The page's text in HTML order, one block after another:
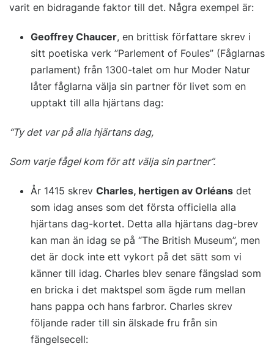
varit en bidragande faktor till det. Några exempel är:
Geoffrey Chaucer, en brittisk författare skrev i
sitt poetiska verk ”Parlement of Foules” (Fåglarnas
parlament) från 1300-talet om hur Moder Natur
låter fåglarna välja sin partner för livet som en
upptakt till alla hjärtans dag:
“Ty det var på alla hjärtans dag,
Som varje fågel kom för att välja sin partner”.
År 1415 skrev Charles, hertigen av Orléans det
som idag anses som det första officiella alla
hjärtans dag-kortet. Detta alla hjärtans dag-brev
kan man än idag se på “The British Museum”, men
det är dock inte ett vykort på det sätt som vi
känner till idag. Charles blev senare fängslad som
en bricka i det maktspel som ägde rum mellan
hans pappa och hans farbror. Charles skrev
följande rader till sin älskade fru från sin
fängelsecell: